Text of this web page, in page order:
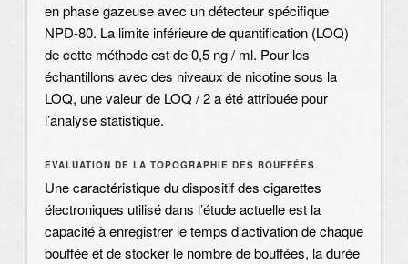
en phase gazeuse avec un détecteur spécifique
NPD-80. La limite inférieure de quantification (LOQ)
de cette méthode est de 0,5 ng / ml. Pour les
échantillons avec des niveaux de nicotine sous la
LOQ, une valeur de LOQ / 2 a été attribuée pour
l’analyse statistique.
EVALUATION DE LA TOPOGRAPHIE DES BOUFFÉES.
Une caractéristique du dispositif des cigarettes
électroniques utilisé dans l’étude actuelle est la
capacité à enregistrer le temps d’activation de chaque
bouffée et de stocker le nombre de bouffées, la durée